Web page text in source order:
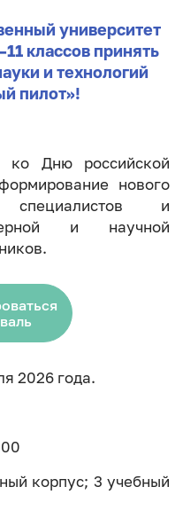
университет
классов принять
и технологий
пилот»!
ко Дню российской
нового
и
и научной
2026 года.
корпус; 3 учебный